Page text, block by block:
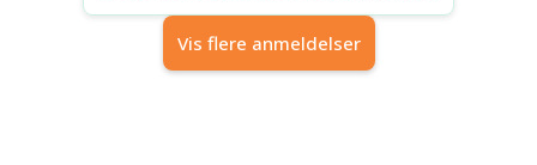
Vis flere anmeldelser